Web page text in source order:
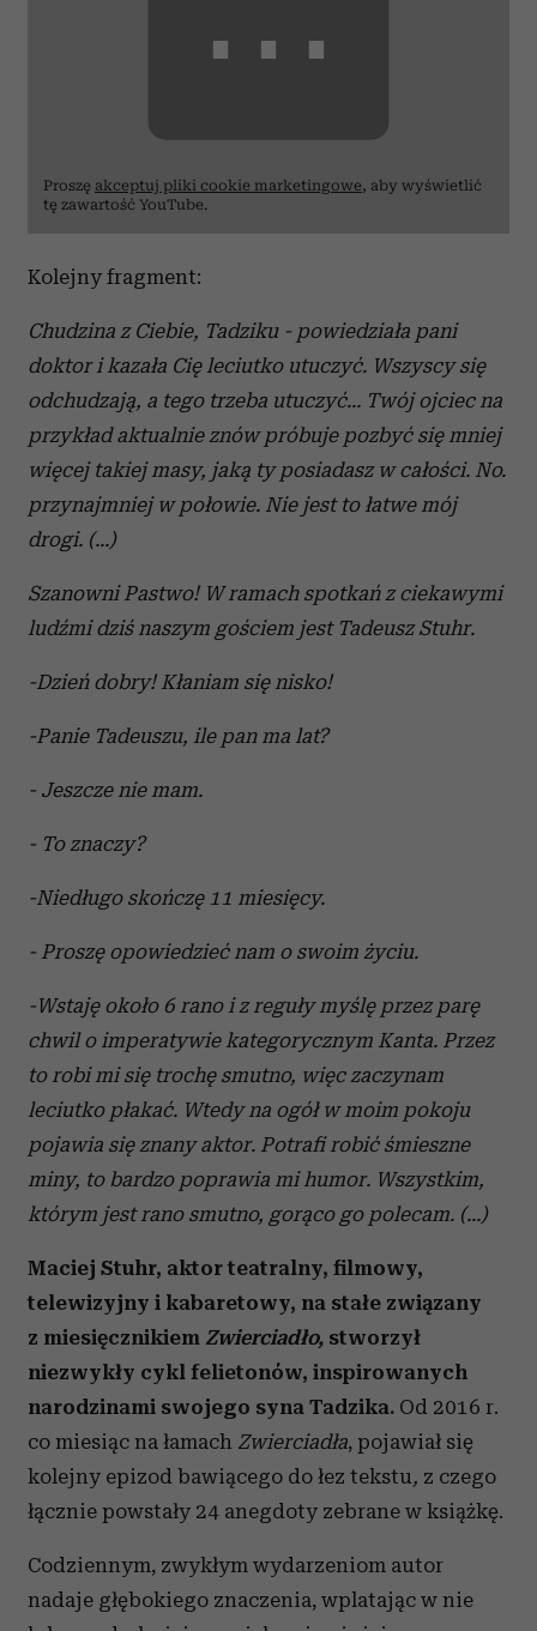
⋯
Proszę akceptuj pliki cookie marketingowe, aby wyświetlić
tę zawartość YouTube.
Kolejny fragment:
Chudzina z Ciebie, Tadziku - powiedziała pani
doktor i kazała Cię leciutko utuczyć. Wszyscy się
odchudzają, a tego trzeba utuczyć... Twój ojciec na
przykład aktualnie znów próbuje pozbyć się mniej
więcej takiej masy, jaką ty posiadasz w całości. No.
przynajmniej w połowie. Nie jest to łatwe mój
drogi. (...)
Szanowni Pastwo! W ramach spotkań z ciekawymi
ludźmi dziś naszym gościem jest Tadeusz Stuhr.
-Dzień dobry! Kłaniam się nisko!
-Panie Tadeuszu, ile pan ma lat?
- Jeszcze nie mam.
- To znaczy?
-Niedługo skończę 11 miesięcy.
- Proszę opowiedzieć nam o swoim życiu.
-Wstaję około 6 rano i z reguły myślę przez parę
chwil o imperatywie kategorycznym Kanta. Przez
to robi mi się trochę smutno, więc zaczynam
leciutko płakać. Wtedy na ogół w moim pokoju
pojawia się znany aktor. Potrafi robić śmieszne
miny, to bardzo poprawia mi humor. Wszystkim,
którym jest rano smutno, gorąco go polecam. (...)
Maciej Stuhr, aktor teatralny, filmowy,
telewizyjny i kabaretowy, na stałe związany
z miesięcznikiem Zwierciadło, stworzył
niezwykły cykl felietonów, inspirowanych
narodzinami swojego syna Tadzika. Od 2016 r.
co miesiąc na łamach Zwierciadła, pojawiał się
kolejny epizod bawiącego do łez tekstu, z czego
łącznie powstały 24 anegdoty zebrane w książkę.
Codziennym, zwykłym wydarzeniom autor
nadaje głębokiego znaczenia, wplatając w nie